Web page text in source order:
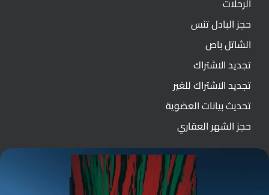
الرحلات
حجز البادل تنس
الشاتل باص
تجديد الاشتراك
تجديد الاشتراك للغير
تحديث بيانات العضوية
حجز الشهر العقاري